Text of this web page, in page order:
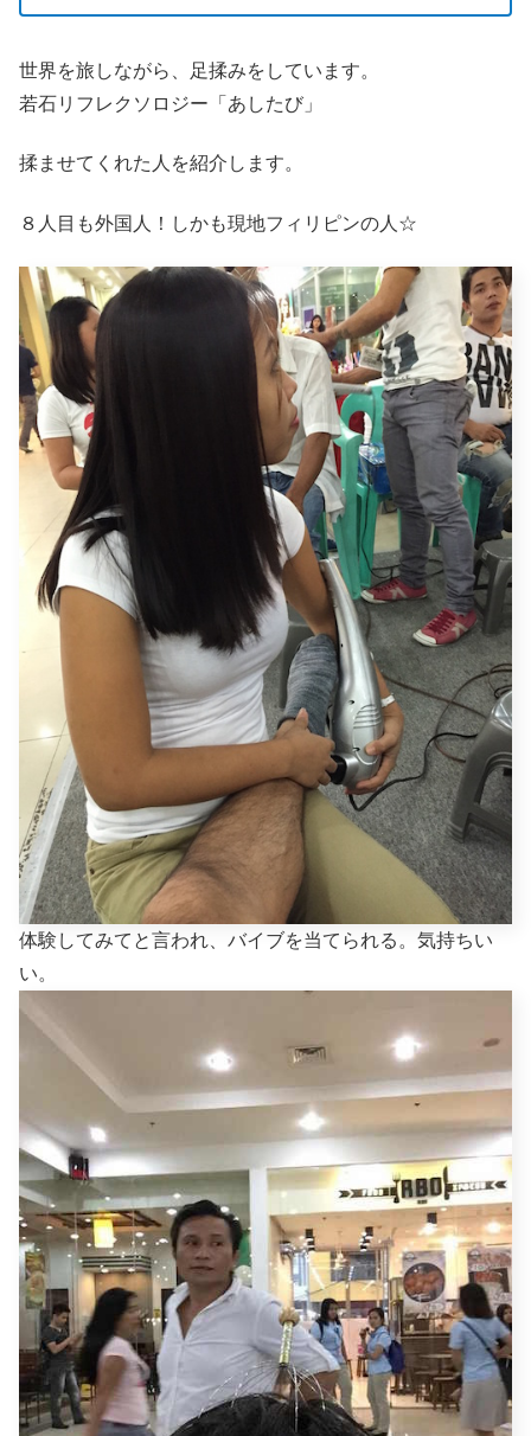
世界を旅しながら、足揉みをしています。
若石リフレクソロジー「あしたび」
揉ませてくれた人を紹介します。
８人目も外国人！しかも現地フィリピンの人☆
体験してみてと言われ、バイブを当てられる。気持ちい
い。